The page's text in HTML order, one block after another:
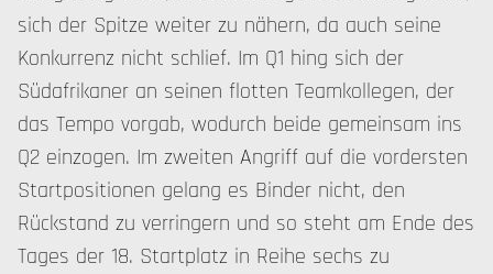
sich der Spitze weiter zu nähern, da auch seine
Konkurrenz nicht schlief. Im Q1 hing sich der
Südafrikaner an seinen flotten Teamkollegen, der
das Tempo vorgab, wodurch beide gemeinsam ins
Q2 einzogen. Im zweiten Angriff auf die vordersten
Startpositionen gelang es Binder nicht, den
Rückstand zu verringern und so steht am Ende des
Tages der 18. Startplatz in Reihe sechs zu